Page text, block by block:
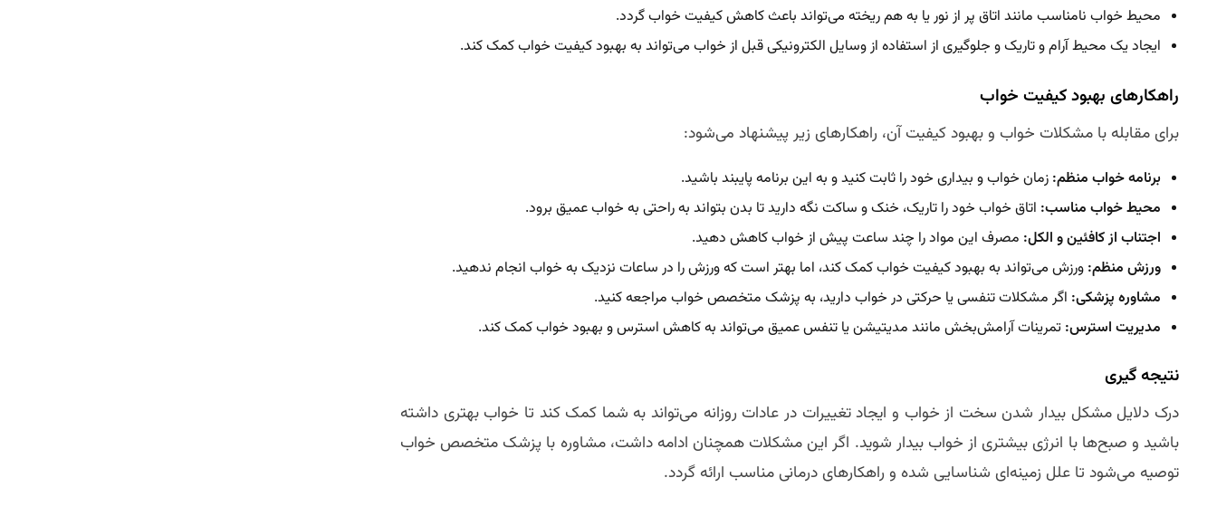
محیط خواب نامناسب مانند اتاق پر از نور یا به هم ریخته می‌تواند باعث کاهش کیفیت خواب گردد.
ایجاد یک محیط آرام و تاریک و جلوگیری از استفاده از وسایل الکترونیکی قبل از خواب می‌تواند به بهبود کیفیت خواب کمک کند.
راهکارهای بهبود کیفیت خواب
برای مقابله با مشکلات خواب و بهبود کیفیت آن، راهکارهای زیر پیشنهاد می‌شود:
برنامه خواب منظم: زمان خواب و بیداری خود را ثابت کنید و به این برنامه پایبند باشید.
محیط خواب مناسب: اتاق خواب خود را تاریک، خنک و ساکت نگه دارید تا بدن بتواند به راحتی به خواب عمیق برود.
اجتناب از کافئین و الکل: مصرف این مواد را چند ساعت پیش از خواب کاهش دهید.
ورزش منظم: ورزش می‌تواند به بهبود کیفیت خواب کمک کند، اما بهتر است که ورزش را در ساعات نزدیک به خواب انجام ندهید.
مشاوره پزشکی: اگر مشکلات تنفسی یا حرکتی در خواب دارید، به پزشک متخصص خواب مراجعه کنید.
مدیریت استرس: تمرینات آرامش‌بخش مانند مدیتیشن یا تنفس عمیق می‌تواند به کاهش استرس و بهبود خواب کمک کند.
نتیجه‌ گیری
درک دلایل مشکل بیدار شدن سخت از خواب و ایجاد تغییرات در عادات روزانه می‌تواند به شما کمک کند تا خواب بهتری داشته
باشید و صبح‌ها با انرژی بیشتری از خواب بیدار شوید. اگر این مشکلات همچنان ادامه داشت، مشاوره با پزشک متخصص خواب
توصیه می‌شود تا علل زمینه‌ای شناسایی شده و راهکارهای درمانی مناسب ارائه گردد.